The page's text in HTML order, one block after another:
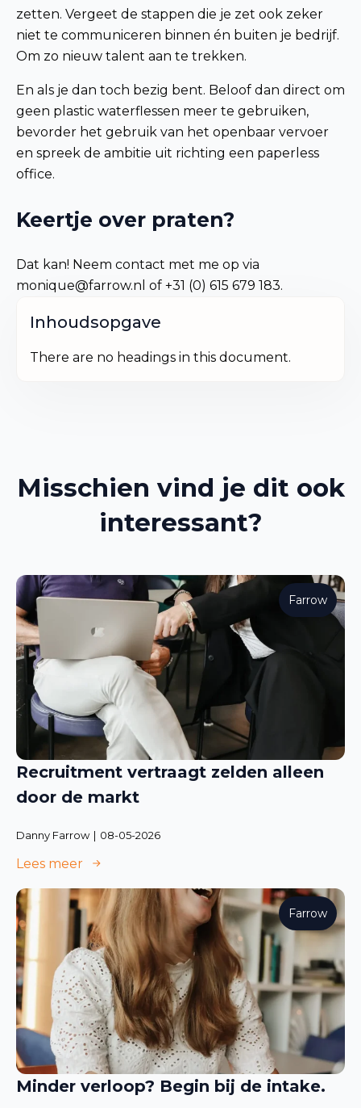
zetten. Vergeet de stappen die je zet ook zeker
niet te communiceren binnen én buiten je bedrijf.
Om zo nieuw talent aan te trekken.
En als je dan toch bezig bent. Beloof dan direct om
geen plastic waterflessen meer te gebruiken,
bevorder het gebruik van het openbaar vervoer
en spreek de ambitie uit richting een paperless
office.
Keertje over praten?
Dat kan! Neem contact met me op via
monique@farrow.nl of +31 (0) 615 679 183.
Inhoudsopgave
There are no headings in this document.
Misschien vind je dit ook
interessant?
Recruitment vertraagt zelden alleen
door de markt
Danny Farrow 08-05-2026
Farrow
Lees meer
Minder verloop? Begin bij de intake.
Farrow